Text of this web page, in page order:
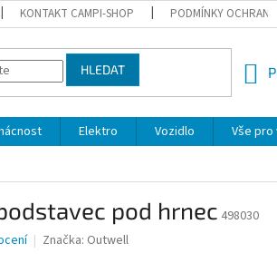
KONTAKT CAMPI-SHOP PODMÍNKY OCHRANY
HLEDAT
Elektro Vozidlo Vše
pod hrnec 498030
Značka: Outwell